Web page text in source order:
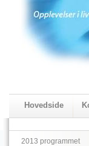
Hovedside
2018
2013 programmet